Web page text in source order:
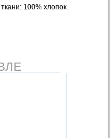
100% хлопок.